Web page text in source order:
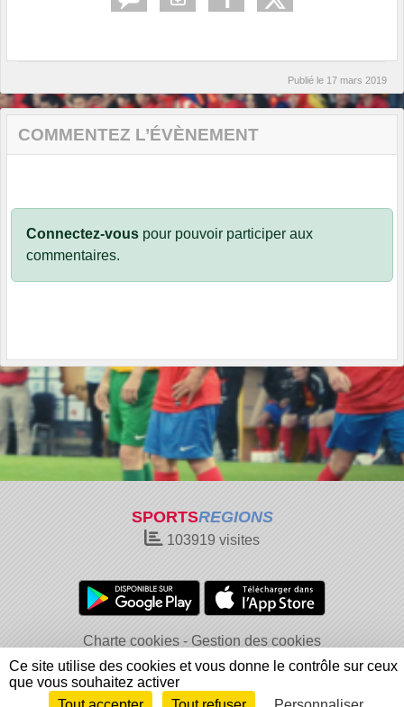
Publié le 17 mars 2019
COMMENTEZ L’ÉVÈNEMENT
Connectez-vous pour pouvoir participer aux
commentaires.
SPORTSREGIONS
103919 visites
Charte cookies
Gestion des cookies
Informations légales
Signaler un contenu inapproprié
Ce site utilise des cookies et vous donne le contrôle sur ceux
que vous souhaitez activer